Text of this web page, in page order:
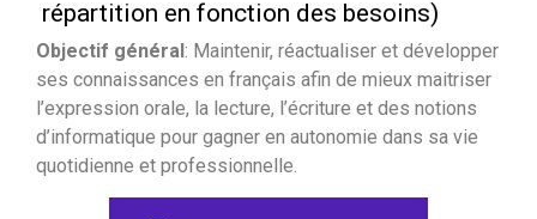
répartition en fonction des besoins)
Objectif général: Maintenir, réactualiser et développer
ses connaissances en français afin de mieux maitriser
l’expression orale, la lecture, l’écriture et des notions
d’informatique pour gagner en autonomie dans sa vie
quotidienne et professionnelle.